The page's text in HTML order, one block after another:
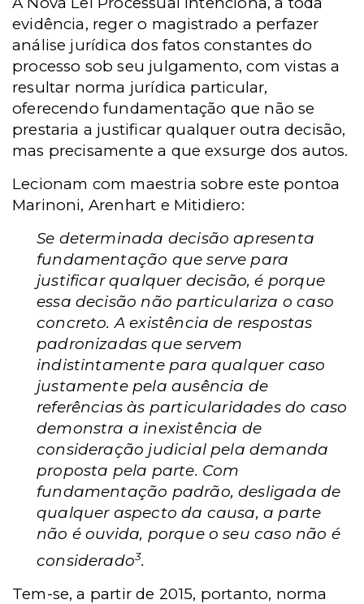
evidência, reger o magistrado a perfazer
análise jurídica dos fatos constantes do
processo sob seu julgamento, com vistas a
resultar norma jurídica particular,
oferecendo fundamentação que não se
prestaria a justificar qualquer outra decisão,
mas precisamente a que exsurge dos autos.
Lecionam com maestria sobre este pontoa
Marinoni, Arenhart e Mitidiero:
Se determinada decisão apresenta
fundamentação que serve para
justificar qualquer decisão, é porque
essa decisão não particulariza o caso
concreto. A existência de respostas
padronizadas que servem
indistintamente para qualquer caso
justamente pela ausência de
referências às particularidades do caso
demonstra a inexistência de
consideração judicial pela demanda
proposta pela parte. Com
fundamentação padrão, desligada de
qualquer aspecto da causa, a parte
não é ouvida, porque o seu caso não é
considerado3.
Tem-se, a partir de 2015, portanto, norma